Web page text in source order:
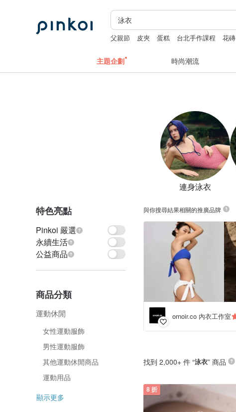
父親節 皮夾 蛋糕 台北手作課程 花磚
主題企劃 時尚潮流
連身泳衣
特色亮點
Pinkoi 嚴選
永續生活
公益商品
商品分類
運動休閒
女性運動服飾
男性運動服飾
其他運動休閒商品
運動用品
顯示更多
與你搜尋結果相關的推廣品牌
ornoir.co 內衣工作室
找到 2,000+ 件 “泳衣” 商品
8 折